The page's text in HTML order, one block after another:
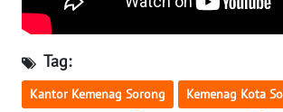
Tag:
Kantor Kemenag Sorong Kemenag Kota
WN
JOGJA
WN
JATIM